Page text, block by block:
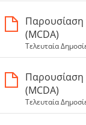
Παρουσίαση
(MCDA)
Τελευταία
Παρουσίαση
(MCDA)
Τελευταία